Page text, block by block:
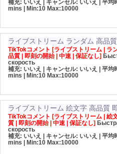
補充: いいえ | キャンセル: いいえ | 平均
mins
| Min:10 Max:10000
ライブストリーム ランダム 高品質
TikTokコメント [ライブストリーム | ラ
品質 | 即刻の開始 | 中速 | 保証なし]
скорость
補充: いいえ | キャンセル: いいえ | 平均
mins
| Min:10 Max:10000
ライブストリーム 絵文字 高品質
TikTokコメント [ライブストリーム | 絵
質 | 即刻の開始 | 中速 | 保証なし]
скорость
補充: いいえ | キャンセル: いいえ | 平均
mins
| Min:10 Max:10000